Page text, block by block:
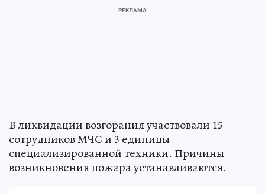
В ликвидации возгорания участвовали 15
сотрудников МЧС и 3 единицы
специализированной техники. Причины
возникновения пожара устанавливаются.